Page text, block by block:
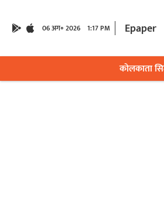
06 अग॰ 2026 1:17 PM Epaper
कोलकाता